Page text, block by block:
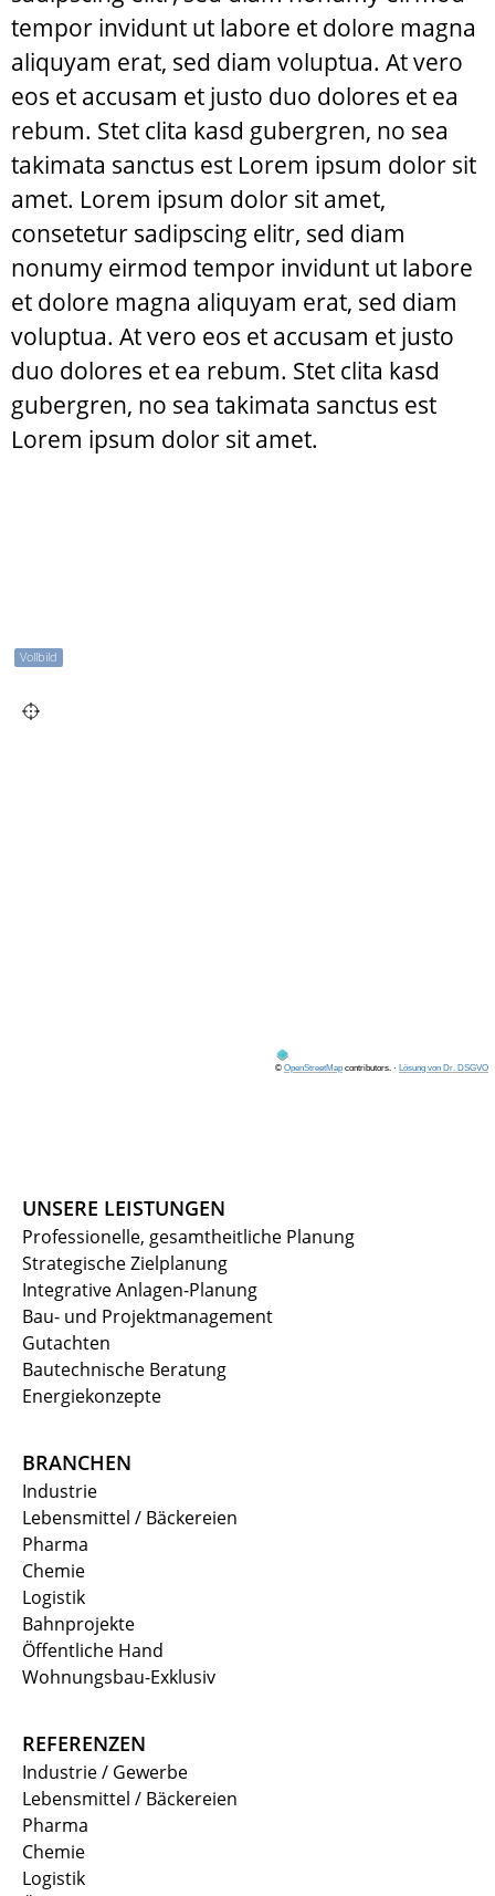
tempor invidunt ut labore et dolore magna
aliquyam erat, sed diam voluptua. At vero
eos et accusam et justo duo dolores et ea
rebum. Stet clita kasd gubergren, no sea
takimata sanctus est Lorem ipsum dolor sit
amet. Lorem ipsum dolor sit amet,
consetetur sadipscing elitr, sed diam
nonumy eirmod tempor invidunt ut labore
et dolore magna aliquyam erat, sed diam
voluptua. At vero eos et accusam et justo
duo dolores et ea rebum. Stet clita kasd
gubergren, no sea takimata sanctus est
Lorem ipsum dolor sit amet.
© OpenStreetMapcontributors. · Lösung von Dr. DSGVO
Vollbild
UNSERE LEISTUNGEN
Professionelle, gesamtheitliche Planung
Strategische Zielplanung
Integrative Anlagen-Planung
Bau- und Projektmanagement
Gutachten
Bautechnische Beratung
Energiekonzepte
BRANCHEN
Industrie
Lebensmittel / Bäckereien
Pharma
Chemie
Logistik
Bahnprojekte
Öffentliche Hand
Wohnungsbau-Exklusiv
REFERENZEN
Industrie / Gewerbe
Lebensmittel / Bäckereien
Pharma
Chemie
Logistik